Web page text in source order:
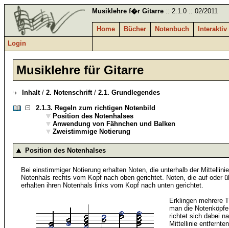
Musiklehre f�r Gitarre :: 2.1.0 :: 02/2011
Home Bücher Notenbuch
Interaktiv
Login
Musiklehre für Gitarre
Inhalt/2. Notenschrift/2.1. Grundlegendes
2.1.3. Regeln zum richtigen Notenbild
Position des Notenhalses
Anwendung von Fähnchen und Balken
Zweistimmige Notierung
Position des Notenhalses
Bei einstimmiger Notierung erhalten Noten, die unterhalb der
Notenhals rechts vom Kopf nach oben gerichtet. Noten, die auf oder
erhalten ihren Notenhals links vom Kopf nach unten gerichtet.
Erklingen mehrere
man die
richtet sich dabei
Mittellinie